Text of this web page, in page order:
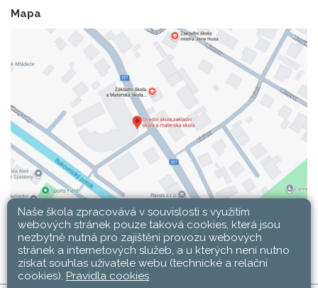
Mapa
Naše škola zpracovává v souvislosti s využitím
webových stránek pouze taková cookies, která jsou
nezbytně nutná pro zajištění provozu webových
stránek a internetových služeb, a u kterých není nutno
získat souhlas uživatele webu (technické a relační
cookies). Pravidla cookies